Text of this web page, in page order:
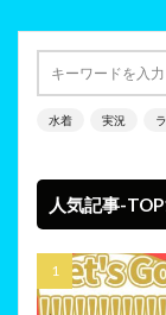
水着 実況
人気記事-